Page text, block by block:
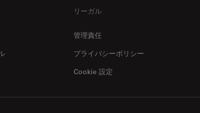
リーガル
管理責任
プライバシーポリシー
Cookie 設定